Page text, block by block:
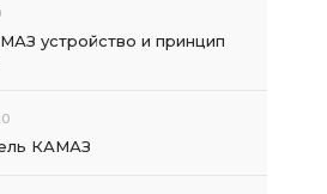
устройство и принцип
КАМАЗ